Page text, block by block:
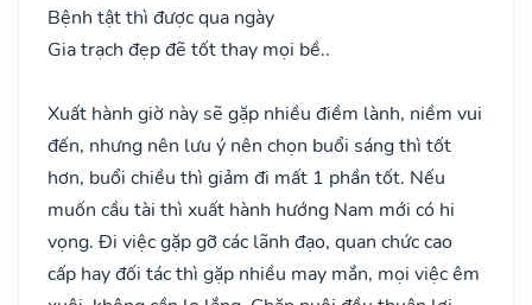
Bệnh tật thì được qua ngày
Gia trạch đẹp đẽ tốt thay mọi bề..
Xuất hành giờ này sẽ gặp nhiều điềm lành, niềm vui
đến, nhưng nên lưu ý nên chọn buổi sáng thì tốt
hơn, buổi chiều thì giảm đi mất 1 phần tốt. Nếu
muốn cầu tài thì xuất hành hướng Nam mới có hi
vọng. Đi việc gặp gỡ các lãnh đạo, quan chức cao
cấp hay đối tác thì gặp nhiều may mắn, mọi việc êm